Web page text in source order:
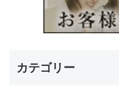
カテゴリー